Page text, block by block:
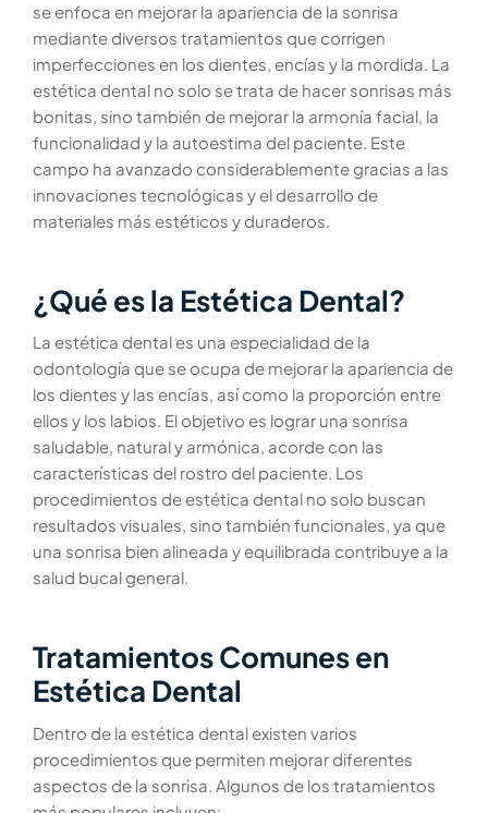
se enfoca en mejorar la apariencia de la sonrisa
mediante diversos tratamientos que corrigen
imperfecciones en los dientes, encías y la mordida. La
estética dental no solo se trata de hacer sonrisas más
bonitas, sino también de mejorar la armonía facial, la
funcionalidad y la autoestima del paciente. Este
campo ha avanzado considerablemente gracias a las
innovaciones tecnológicas y el desarrollo de
materiales más estéticos y duraderos.
¿Qué es la Estética Dental?
La estética dental es una especialidad de la
odontología que se ocupa de mejorar la apariencia de
los dientes y las encías, así como la proporción entre
ellos y los labios. El objetivo es lograr una sonrisa
saludable, natural y armónica, acorde con las
características del rostro del paciente. Los
procedimientos de estética dental no solo buscan
resultados visuales, sino también funcionales, ya que
una sonrisa bien alineada y equilibrada contribuye a la
salud bucal general.
Tratamientos Comunes en
Estética Dental
Dentro de la estética dental existen varios
procedimientos que permiten mejorar diferentes
aspectos de la sonrisa. Algunos de los tratamientos